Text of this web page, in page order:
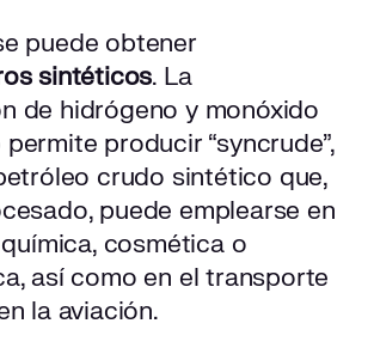
puede obtener
sintéticos. La
de hidrógeno y monóxido
producir “syncrude”,
crudo sintético que,
puede emplearse en
cosmética o
así como en el transporte
la aviación.